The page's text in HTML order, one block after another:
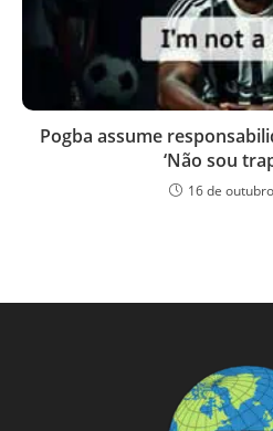
Pogba assume
‘Não sou
16 de